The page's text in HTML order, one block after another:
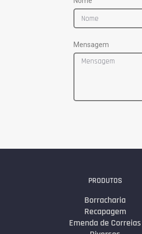
Mensagem
PRODUTOS
Borracharia
Recapagem
Emenda de Correias